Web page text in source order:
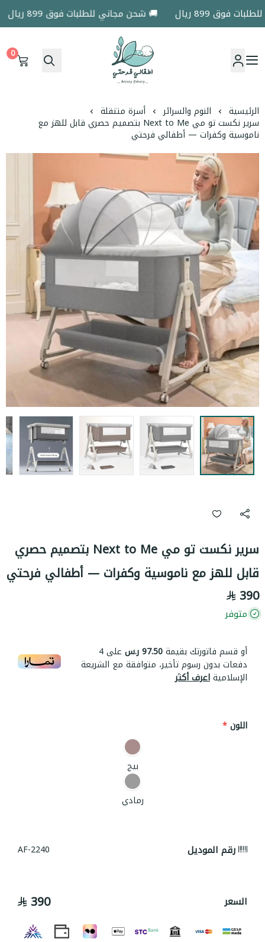
فوق 899 ريال 🚚 شحن مجاني للطلبات فوق 899 ريال
اطفالي فرحتي
0
الرئيسية النوم والسرائر أسرة متنقلة
سرير نكست تو مي Next to Me بتصميم حصري قابل للهز مع
ناموسية وكفرات — أطفالي فرحتي
سرير نكست تو مي Next to Me بتصميم حصري
قابل للهز مع ناموسية وكفرات — أطفالي فرحتي
390
متوفر
أو قسم فاتورتك بقيمة97.50 ر.س على4
دفعات بدون رسوم تأخير، متوافقة مع الشريعة
الإسلاميةاعرف أكثر
اللون*
بيج
رمادي
رقم الموديل AF-2240
السعر 390